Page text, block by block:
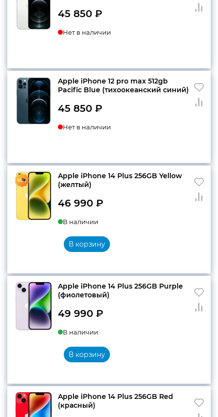
45 850 ₽
Нет в наличии
Apple iPhone 12 pro max 512gb
Pacific Blue (тихоокеанский синий)
45 850 ₽
Нет в наличии
Apple iPhone 14 Plus 256GB Yellow
(желтый)
46 990 ₽
В наличии
В корзину
Apple iPhone 14 Plus 256GB Purple
(фиолетовый)
49 990 ₽
В наличии
В корзину
Apple iPhone 14 Plus 256GB Red
(красный)